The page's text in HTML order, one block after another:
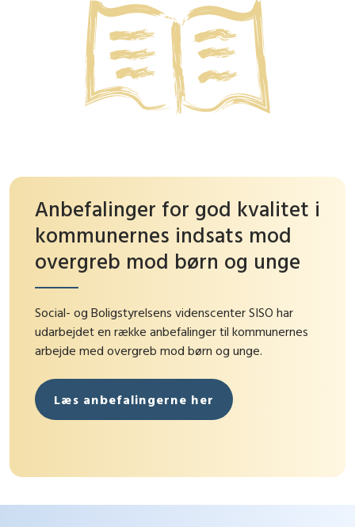
Anbefalinger for god kvalitet i
kommunernes indsats mod
overgreb mod børn og unge
Social- og Boligstyrelsens videnscenter SISO har
udarbejdet en række anbefalinger til kommunernes
arbejde med overgreb mod børn og unge.
Læs anbefalingerne her